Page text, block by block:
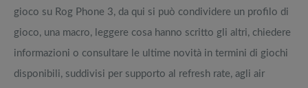
gioco su Rog Phone 3, da qui si può condividere un profilo di
gioco, una macro, leggere cosa hanno scritto gli altri, chiedere
informazioni o consultare le ultime novità in termini di giochi
disponibili, suddivisi per supporto al refresh rate, agli air